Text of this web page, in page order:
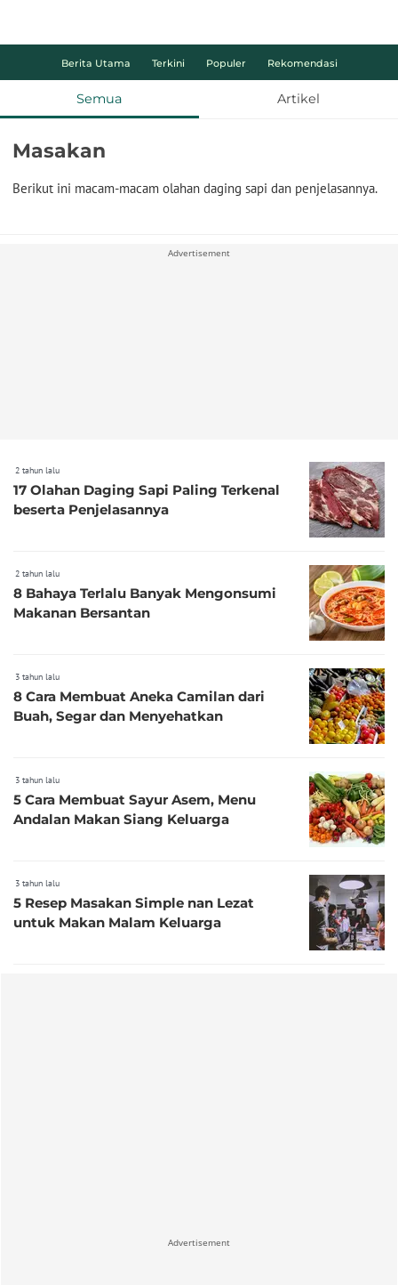
Berita Utama Terkini Populer Rekomendasi
Semua Artikel
Masakan
Berikut ini macam-macam olahan daging sapi dan penjelasannya.
Advertisement
2 tahun lalu
17 Olahan Daging Sapi Paling Terkenal
beserta Penjelasannya
2 tahun lalu
8 Bahaya Terlalu Banyak Mengonsumi
Makanan Bersantan
3 tahun lalu
8 Cara Membuat Aneka Camilan dari
Buah, Segar dan Menyehatkan
3 tahun lalu
5 Cara Membuat Sayur Asem, Menu
Andalan Makan Siang Keluarga
3 tahun lalu
5 Resep Masakan Simple nan Lezat
untuk Makan Malam Keluarga
Advertisement